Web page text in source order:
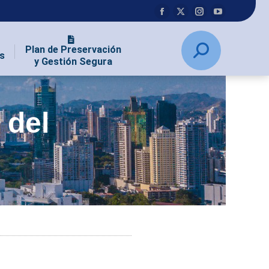
Plan de Preservación
y Gestión Segura
del